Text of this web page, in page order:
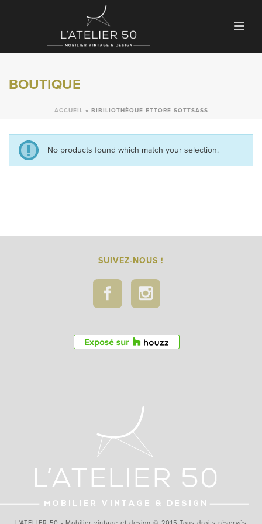
BOUTIQUE
ACCUEIL » BIBILIOTHÈQUE ETTORE SOTTSASS
No products found which match your selection.
SUIVEZ-NOUS !